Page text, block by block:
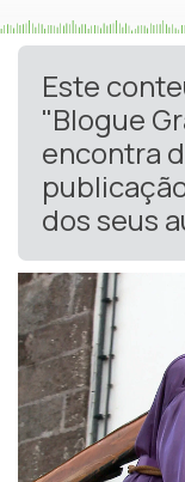
Este
"Blogue
encontra
dos seus